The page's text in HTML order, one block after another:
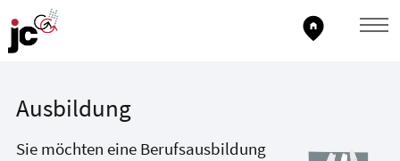
home_pin
Ausbildung
Sie möchten eine Berufsausbildung